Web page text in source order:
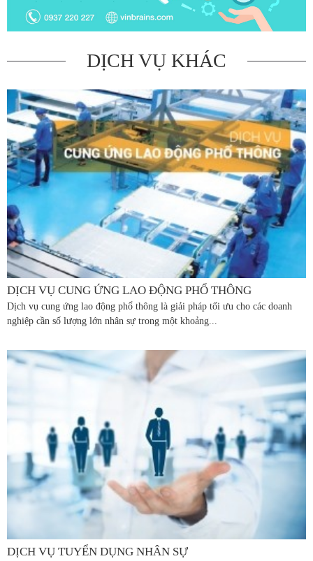
DỊCH VỤ KHÁC
DỊCH VỤ CUNG ỨNG LAO ĐỘNG PHỔ THÔNG
Dịch vụ cung ứng lao động phổ thông là giải pháp tối ưu cho các doanh
nghiệp cần số lượng lớn nhân sự trong một khoảng...
DỊCH VỤ TUYỂN DỤNG NHÂN SỰ